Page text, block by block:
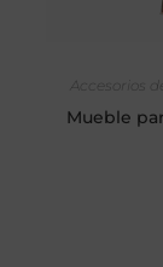
Accesorios
Mueble